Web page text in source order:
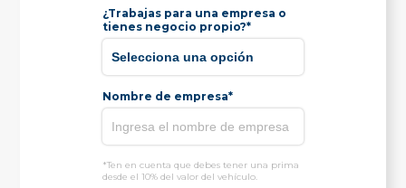
¿Trabajas para una empresa o
tienes negocio propio?*
Nombre de empresa*
*Ten en cuenta que debes tener una prima
desde el 10% del valor del vehículo.